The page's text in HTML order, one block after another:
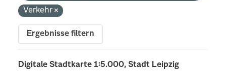
Verkehr
Ergebnisse filtern
Digitale Stadtkarte 1:5.000, Stadt Leipzig